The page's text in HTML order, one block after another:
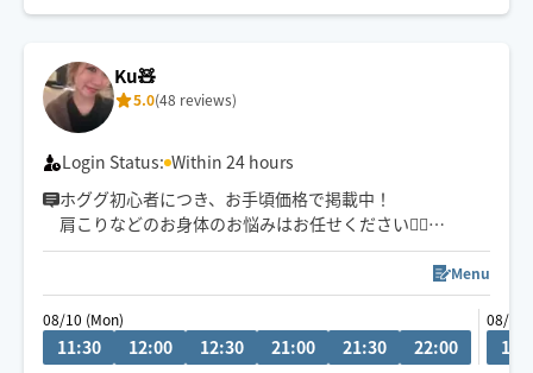
Ku🧸
5.0(48 reviews)
Login Status: Within 24 hours
ホググ初心者につき、お手頃価格で掲載中！
肩こりなどのお身体のお悩みはお任せください💁‍♀️
愛知県での施術の方は90分〜のご予約でお願いしており
Menu
08/10 (Mon)
11:30 12:00 12:30 21:00 21:30 22:00
08/13